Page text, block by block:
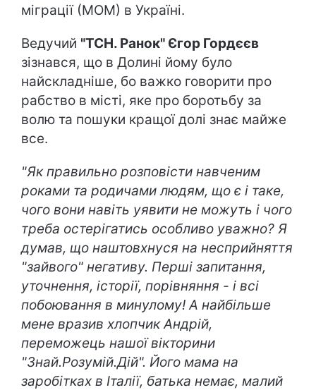
міграції (МОМ) в Україні.
Ведучий "ТСН. Ранок" Єгор Гордєєв
зізнався, що в Долині йому було
найскладніше, бо важко говорити про
рабство в місті, яке про боротьбу за
волю та пошуки кращої долі знає майже
все.
"Як правильно розповісти навченим
роками та родичами людям, що є і таке,
чого вони навіть уявити не можуть і чого
треба остерігатись особливо уважно? Я
думав, що наштовхнуся на несприйняття
"зайвого" негативу. Перші запитання,
уточнення, історії, порівняння - і всі
побоювання в минулому! А найбільше
мене вразив хлопчик Андрій,
переможець нашої вікторини
"Знай.Розумій.Дій". Його мама на
заробітках в Італії, батька немає, малий